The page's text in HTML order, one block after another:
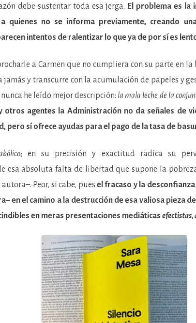
debe sustentar toda esa jerga. El problema es la
quienes no se informa previamente, creando
intentos de ralentizar lo que ya de por sí es
a Carmen que no cumpliera con su parte en la
jamás y transcurre con la acumulación de papeles y
nunca he leído mejor descripción: la mala leche de la
otros agentes la Administración no da señales de
pero sí ofrece ayudas para el pago de la tasa de
; en su precisión y exactitud radica su
esa absoluta falta de libertad que supone la
Peor, si cabe, pues el fracaso y la
en el camino a la destrucción de esa valiosa pieza
en meras presentaciones mediáticas efectistas,